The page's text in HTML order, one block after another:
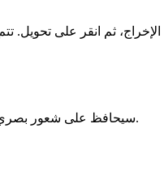
يستخدم الإعداد الافتراضي إعدادات عالية الجودة، والفقد بالكاد يُلاحظ. إذا كان مصدر TS عالي الدقة، فإن مخرج MP3 سيحافظ على شعور بصري قريب جدًا.